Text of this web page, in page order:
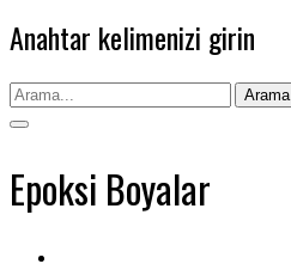
Anahtar kelimenizi girin
Arama
Epoksi Boyalar